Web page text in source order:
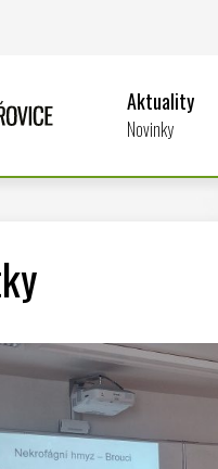
Aktuality
Novinky